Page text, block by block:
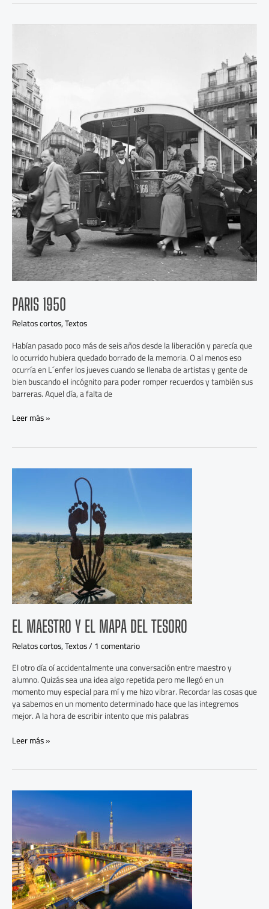
PARIS 1950
Relatos cortos,Textos
Habían pasado poco más de seis años desde la liberación y parecía que
lo ocurrido hubiera quedado borrado de la memoria. O al menos eso
ocurría en L´enfer los jueves cuando se llenaba de artistas y gente de
bien buscando el incógnito para poder romper recuerdos y también sus
barreras. Aquel día, a falta de
Leer más »
EL MAESTRO Y EL MAPA DEL TESORO
Relatos cortos,Textos/1 comentario
El otro día oí accidentalmente una conversación entre maestro y
alumno. Quizás sea una idea algo repetida pero me llegó en un
momento muy especial para mí y me hizo vibrar. Recordar las cosas que
ya sabemos en un momento determinado hace que las integremos
mejor. A la hora de escribir intento que mis palabras
El
mapa
del
tesoro
Leer más »
tokio
2030